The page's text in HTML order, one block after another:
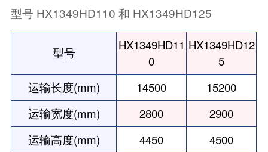
型号 HX1349HD110 和 HX1349HD125
型号
HX1349HD11
0
HX1349HD12
5
运输长度(mm)
14500
15200
运输宽度(mm)
2800
2900
运输高度(mm)
4450
4500